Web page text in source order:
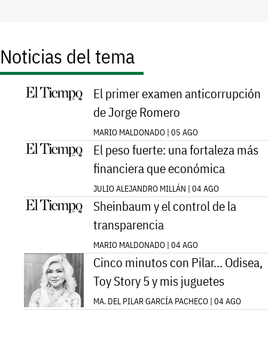
Noticias del tema
El primer examen anticorrupción
de Jorge Romero
MARIO MALDONADO | 05 AGO
El peso fuerte: una fortaleza más
financiera que económica
JULIO ALEJANDRO MILLÁN | 04 AGO
Sheinbaum y el control de la
transparencia
MARIO MALDONADO | 04 AGO
Cinco minutos con Pilar... Odisea,
Toy Story 5 y mis juguetes
MA. DEL PILAR GARCÍA PACHECO | 04 AGO